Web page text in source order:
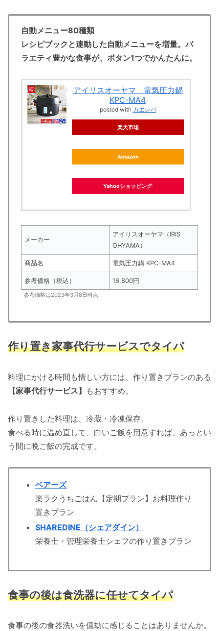
自動メニュー80種類
レシピブックと連動した自動メニューを増量。バ
ラエティ豊かな食事が、ボタン1つでかんたんに。
アイリスオーヤマ 電気圧力鍋
KPC-MA4
posted with カエレバ
楽天市場
Amazon
Yahooショッピング
メーカー
アイリスオーヤマ（IRIS
OHYAMA）
商品名 電気圧力鍋 KPC-MA4
参考価格（税込） 16,800円
参考価格は2023年3月8日時点
作り置き家事代行サービスでタイパ
料理にかける時間も惜しい方には、作り置きプランのある
【家事代行サービス】
もおすすめ。
作り置きした料理は、冷蔵・冷凍保存。
食べる時に温め直して、白いご飯を用意すれば、あっとい
う間に晩ご飯の完成です。
ベアーズ
楽ラクうちごはん【定期プラン】お料理作り
置きプラン
SHAREDINE（シェアダイン）
栄養士・管理栄養士シェフの作り置きプラン
食事の後は食洗器に任せてタイパ
食事の後の食器洗いを億劫に感じることはありませんか。